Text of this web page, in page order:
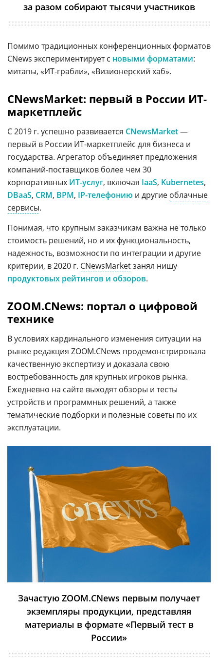
за разом собирают тысячи участников
Помимо традиционных конференционных форматов
CNews экспериментирует с новыми форматами:
митапы, «ИТ-грабли», «Визионерский хаб».
CNewsMarket: первый в России ИТ-
маркетплейс
С 2019 г. успешно развивается CNewsMarket—
первый в России ИТ-маркетплейс для бизнеса и
государства. Агрегатор объединяет предложения
компаний-поставщиков более чем 30
корпоративных ИТ-услуг, включая IaaS, Kubernetes,
DBaaS, CRM, BPM, IP-телефонию и другие облачные
сервисы.
Понимая, что крупным заказчикам важна не только
стоимость решений, но и их функциональность,
надежность, возможности по интеграции и другие
критерии, в 2020 г. CNewsMarketзанял нишу
продуктовых рейтингов и обзоров.
ZOOM.CNews: портал о цифровой
технике
В условиях кардинального изменения ситуации на
рынке редакция ZOOM.CNews продемонстрировала
качественную экспертизу и доказала свою
востребованность для крупных игроков рынка.
Ежедневно на сайте выходят обзоры и тесты
устройств и программных решений, а также
тематические подборки и полезные советы по их
эксплуатации.
Зачастую ZOOM.CNews первым получает
экземпляры продукции, представляя
материалы в формате «Первый тест в
России»